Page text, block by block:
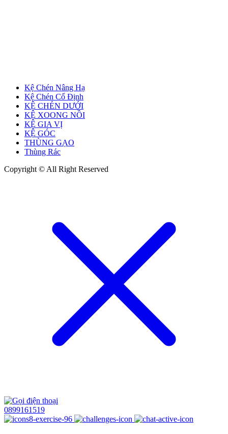
Kệ Chén Nâng Hạ
Kệ Chén Cố Định
KỆ CHÉN DƯỚI
KỆ XOONG NỒI
KỆ GIA VỊ
KỆ GÓC
THÙNG GẠO
Thùng Rác
Copyright © All Right Reserved
0899161519